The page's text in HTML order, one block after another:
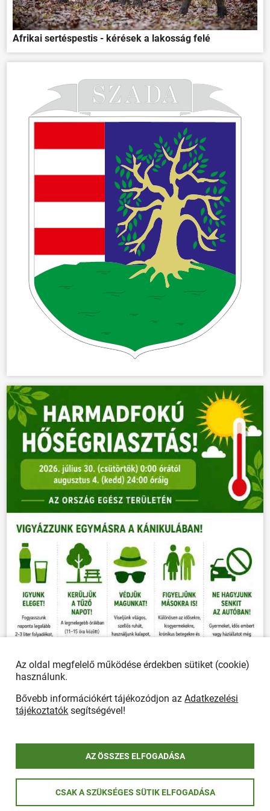
Afrikai sertéspestis - kérések a lakosság felé
ÖSSZES PLAKÁT
Az oldal megfelelő működése érdekben sütiket (cookie)
használunk.
Bővebb információkért tájékozódjon azAdatkezelési
tájékoztatók segítségével!
AZ ÖSSZES ELFOGADÁSA
CSAK A SZÜKSÉGES SÜTIK ELFOGADÁSA